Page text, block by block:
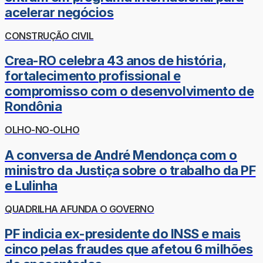
acelerar negócios
CONSTRUÇÃO CIVIL
Crea-RO celebra 43 anos de história,
fortalecimento profissional e
compromisso com o desenvolvimento de
Rondônia
OLHO-NO-OLHO
A conversa de André Mendonça com o
ministro da Justiça sobre o trabalho da PF
e Lulinha
QUADRILHA AFUNDA O GOVERNO
PF indicia ex-presidente do INSS e mais
cinco pelas fraudes que afetou 6 milhões